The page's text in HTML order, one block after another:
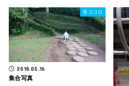
母ゴコロ
2018.05.16
集合写真